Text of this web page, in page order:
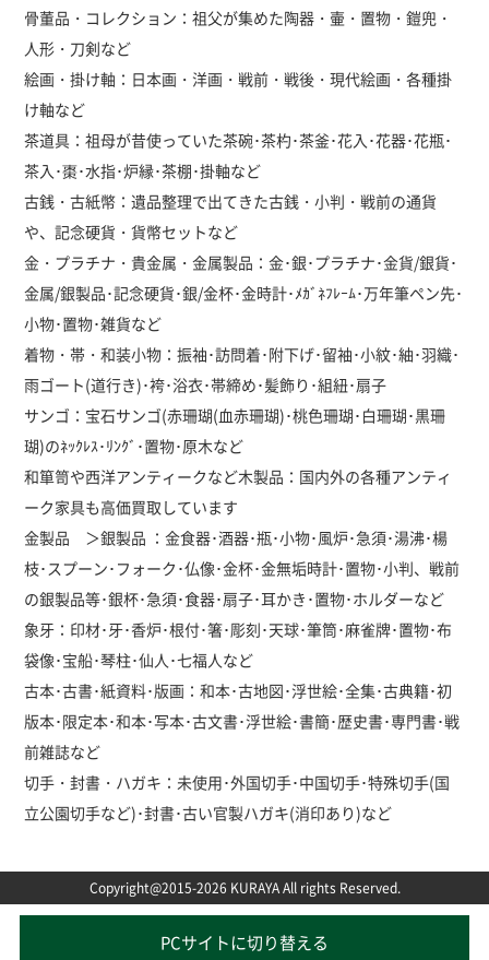
骨董品・コレクション：祖父が集めた陶器・壷・置物・鎧兜・
人形・刀剣など
絵画・掛け軸：日本画・洋画・戦前・戦後・現代絵画・各種掛
け軸など
茶道具：祖母が昔使っていた茶碗･茶杓･茶釜･花入･花器･花瓶･
茶入･棗･水指･炉縁･茶棚･掛軸など
古銭・古紙幣：遺品整理で出てきた古銭・小判・戦前の通貨
や、記念硬貨・貨幣セットなど
金・プラチナ・貴金属・金属製品：金･銀･プラチナ･金貨/銀貨･
金属/銀製品･記念硬貨･銀/金杯･金時計･ﾒｶﾞﾈﾌﾚｰﾑ･万年筆ペン先･
小物･置物･雑貨など
着物・帯・和装小物：振袖･訪問着･附下げ･留袖･小紋･紬･羽織･
雨ゴート(道行き)･袴･浴衣･帯締め･髪飾り･組紐･扇子
サンゴ：宝石サンゴ(赤珊瑚(血赤珊瑚)･桃色珊瑚･白珊瑚･黒珊
瑚)のﾈｯｸﾚｽ･ﾘﾝｸﾞ･置物･原木など
和箪笥や西洋アンティークなど木製品：国内外の各種アンティ
ーク家具も高価買取しています
金製品 ＞銀製品 ：金食器･酒器･瓶･小物･風炉･急須･湯沸･楊
枝･スプーン･フォーク･仏像･金杯･金無垢時計･置物･小判、戦前
の銀製品等･銀杯･急須･食器･扇子･耳かき･置物･ホルダーなど
象牙：印材･牙･香炉･根付･箸･彫刻･天球･筆筒･麻雀牌･置物･布
袋像･宝船･琴柱･仙人･七福人など
古本･古書･紙資料･版画：和本･古地図･浮世絵･全集･古典籍･初
版本･限定本･和本･写本･古文書･浮世絵･書簡･歴史書･専門書･戦
前雑誌など
切手・封書・ハガキ：未使用･外国切手･中国切手･特殊切手(国
立公園切手など)･封書･古い官製ハガキ(消印あり)など
Copyright@2015-2026 KURAYA All rights Reserved.
PCサイトに切り替える